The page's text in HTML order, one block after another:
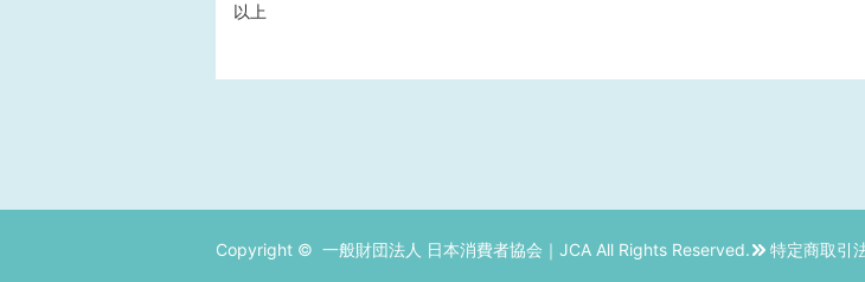
以上
特定商取引
Copyright © 一般財団法人 日本消費者協会｜JCA All Rights Reserved.